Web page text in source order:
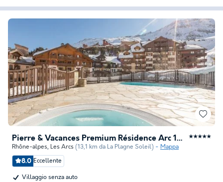
Pierre & Vacances Premium Résidence Arc 1950 Le Village ★★★★★
Rhône-alpes, Les Arcs (13,1 km da La Plagne Soleil) Mappa
8.0 Eccellente
Villaggio senza auto